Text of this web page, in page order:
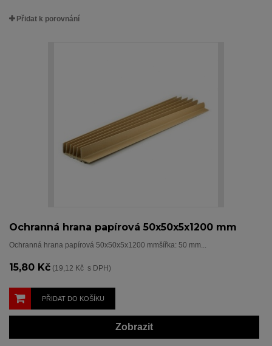
Přidat k porovnání
Ochranná hrana papírová 50x50x5x1200 mm
Ochranná hrana papírová 50x50x5x1200 mmšířka: 50 mm...
15,80 Kč (19,12 Kč s DPH)
PŘIDAT DO KOŠÍKU
Zobrazit